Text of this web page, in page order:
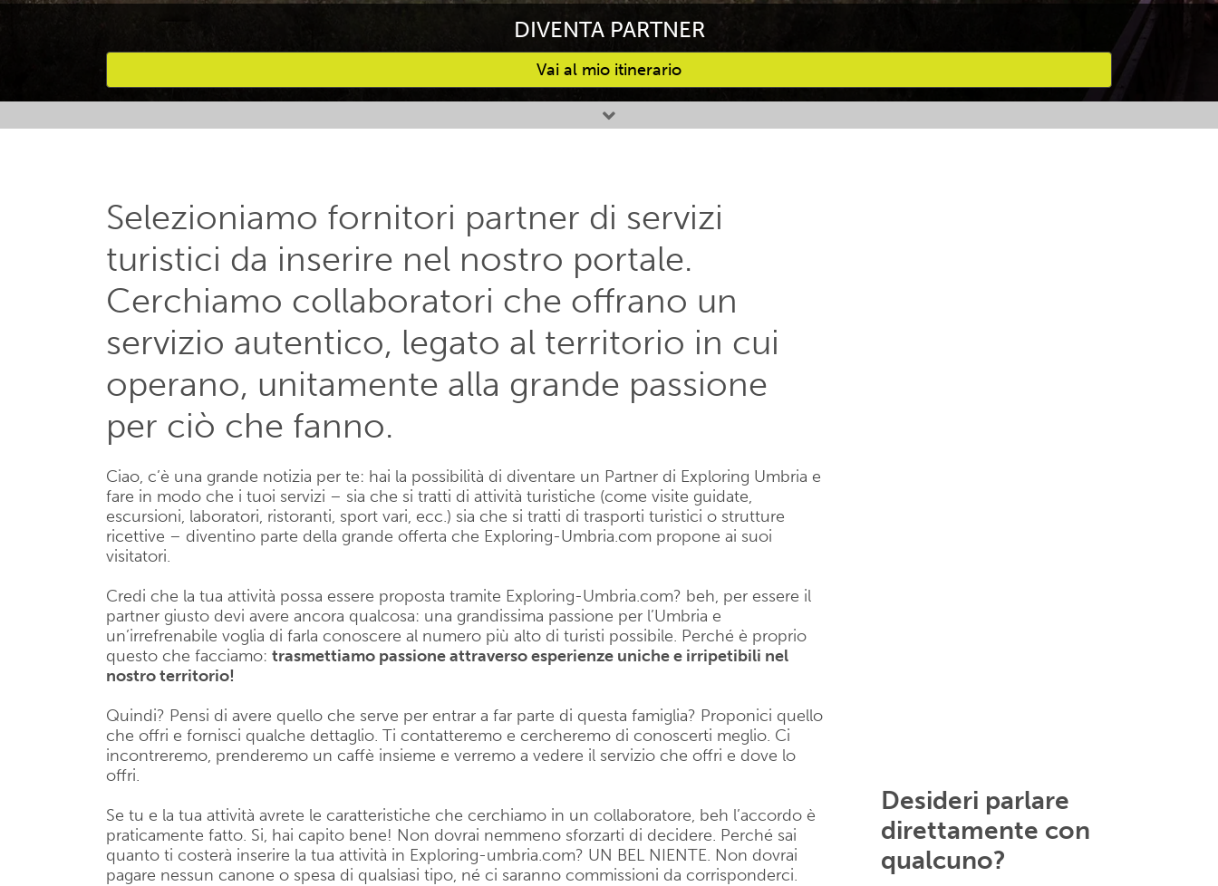
DIVENTA PARTNER
Vai al mio itinerario
Attività preferite
Selezioniamo fornitori partner di servizi
turistici da inserire nel nostro portale.
Cerchiamo collaboratori che offrano un
servizio autentico, legato al territorio in cui
operano, unitamente alla grande passione
per ciò che fanno.
Ciao, c’è una grande notizia per te: hai la possibilità di diventare un Partner di Exploring Umbria e
fare in modo che i tuoi servizi – sia che si tratti di attività turistiche (come visite guidate,
escursioni, laboratori, ristoranti, sport vari, ecc.) sia che si tratti di trasporti turistici o strutture
ricettive – diventino parte della grande offerta che Exploring-Umbria.com propone ai suoi
visitatori.
Credi che la tua attività possa essere proposta tramite Exploring-Umbria.com? beh, per essere il
partner giusto devi avere ancora qualcosa: una grandissima passione per l’Umbria e
un’irrefrenabile voglia di farla conoscere al numero più alto di turisti possibile. Perché è proprio
questo che facciamo: trasmettiamo passione attraverso esperienze uniche e irripetibili nel
nostro territorio!
Quindi? Pensi di avere quello che serve per entrar a far parte di questa famiglia? Proponici quello
che offri e fornisci qualche dettaglio. Ti contatteremo e cercheremo di conoscerti meglio. Ci
incontreremo, prenderemo un caffè insieme e verremo a vedere il servizio che offri e dove lo
offri.
Se tu e la tua attività avrete le caratteristiche che cerchiamo in un collaboratore, beh l’accordo è
praticamente fatto. Si, hai capito bene! Non dovrai nemmeno sforzarti di decidere. Perché sai
quanto ti costerà inserire la tua attività in Exploring-umbria.com? UN BEL NIENTE. Non dovrai
pagare nessun canone o spesa di qualsiasi tipo, né ci saranno commissioni da corrisponderci.
Desideri parlare
direttamente con
qualcuno?